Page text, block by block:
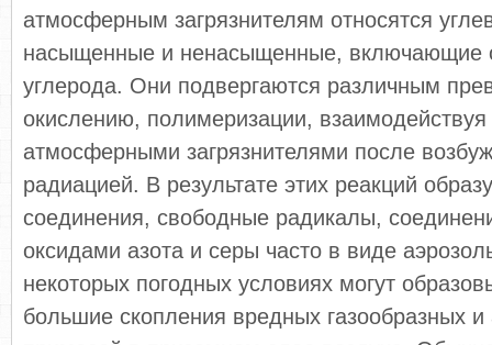
атмосферным загрязнителям относятся
насыщенные и ненасыщенные, включающие
углерода. Они подвергаются различным
окислению, полимеризации, взаимодействуя
атмосферными загрязнителями после
радиацией. В результате этих реакций
соединения, свободные радикалы,
оксидами азота и серы часто в виде
некоторых погодных условиях могут
большие скопления вредных газообразных и